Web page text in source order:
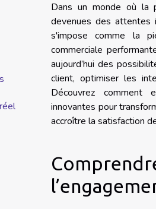
Dans un monde où la
devenues des attentes
s'impose comme la
commerciale
aujourd’hui des
client, optimiser les
Découvrez comment
innovantes pour
accroître la satisfaction